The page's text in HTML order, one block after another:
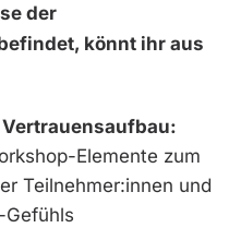
der
könnt ihr aus
Elemente zum
Teilnehmer:innen und